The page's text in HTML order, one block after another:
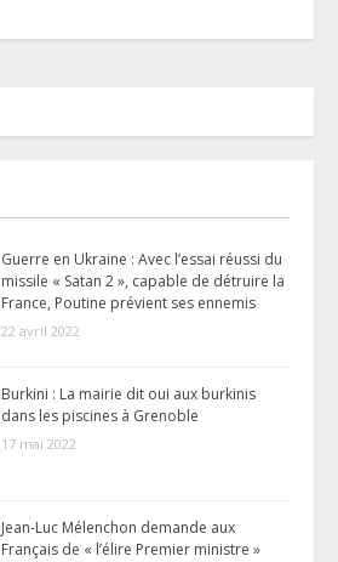
Guerre en Ukraine : Avec l’essai réussi du
missile « Satan 2 », capable de détruire la
France, Poutine prévient ses ennemis
22 avril 2022
Burkini : La mairie dit oui aux burkinis
dans les piscines à Grenoble
17 mai 2022
Jean-Luc Mélenchon demande aux
Français de « l’élire Premier ministre »